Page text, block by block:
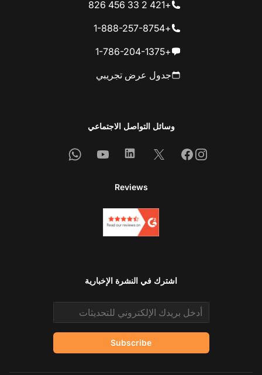
+421 2 33 456 826
+1-888-257-8754
+1-786-204-1375
جدول عرض تجريبي
وسائل التواصل الاجتماعي
Instagram
Facebook
X
Linkedin
Youtube
Whatsapp
Reviews
اشترك في النشرة الإخبارية
Email address
Subscribe